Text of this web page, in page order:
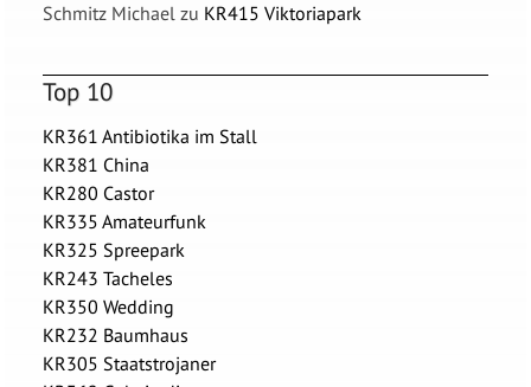
Schmitz Michael zu KR415 Viktoriapark
Top 10
KR361 Antibiotika im Stall
KR381 China
KR280 Castor
KR335 Amateurfunk
KR325 Spreepark
KR243 Tacheles
KR350 Wedding
KR232 Baumhaus
KR305 Staatstrojaner